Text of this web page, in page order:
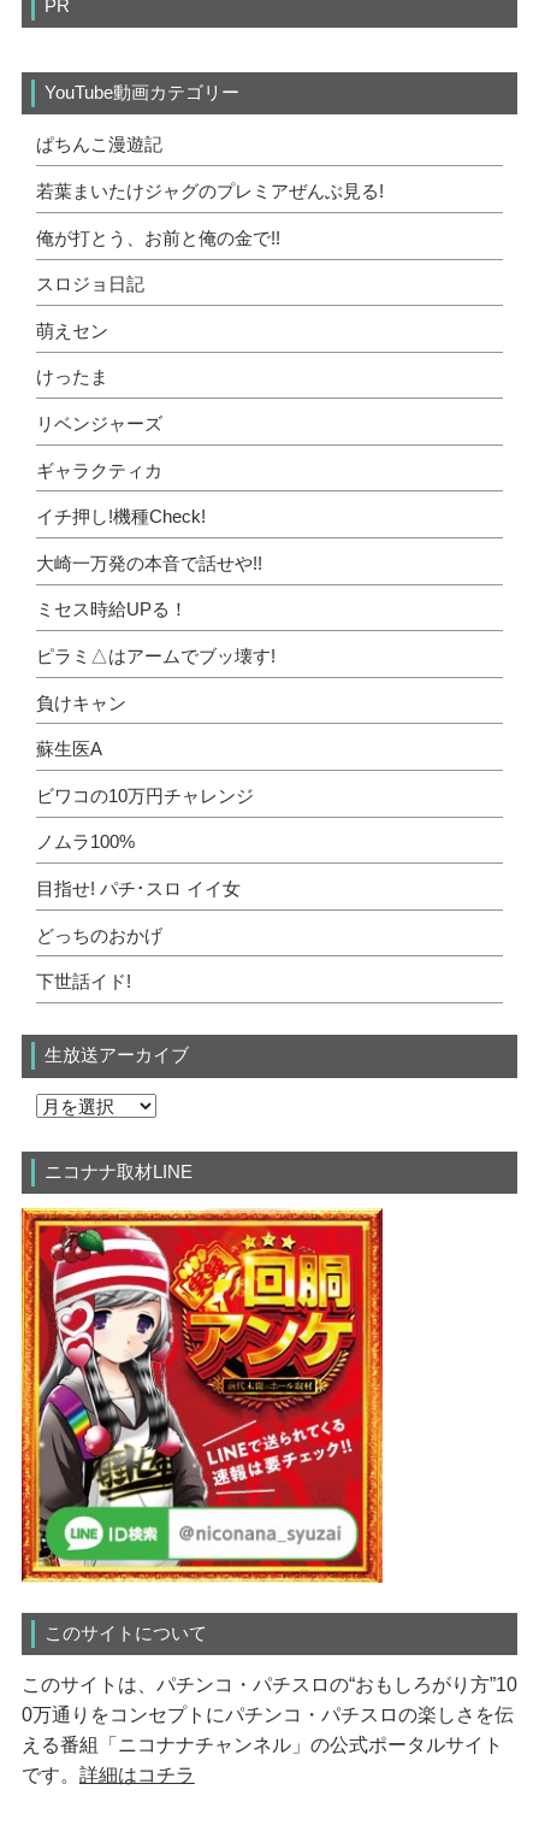
PR
YouTube動画カテゴリー
ぱちんこ漫遊記
若葉まいたけジャグのプレミアぜんぶ見る!
俺が打とう、お前と俺の金で!!
スロジョ日記
萌えセン
けったま
リベンジャーズ
ギャラクティカ
イチ押し!機種Check!
大崎一万発の本音で話せや!!
ミセス時給UPる！
ピラミ△はアームでブッ壊す!
負けキャン
蘇生医A
ビワコの10万円チャレンジ
ノムラ100%
目指せ! パチ･スロ イイ女
どっちのおかげ
下世話イド!
生放送アーカイブ
ニコナナ取材LINE
このサイトについて
このサイトは、パチンコ・パチスロの“おもしろがり方”10
0万通りをコンセプトにパチンコ・パチスロの楽しさを伝
える番組「ニコナナチャンネル」の公式ポータルサイト
です。 詳細はコチラ